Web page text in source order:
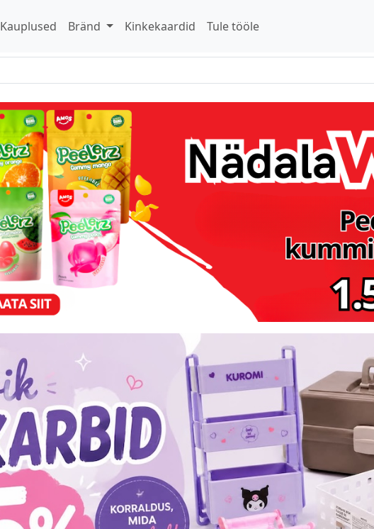
Kauplused Bränd Kinkekaardid Tule tööle